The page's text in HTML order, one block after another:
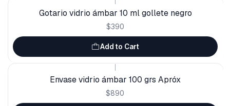
Gotario vidrio ámbar 10 ml gollete negro
$390
Add to Cart
Envase vidrio ámbar 100 grs Apróx
$890